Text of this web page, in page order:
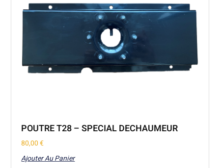
POUTRE T28 – SPECIAL DECHAUMEUR
80,00€
Ajouter Au Panier